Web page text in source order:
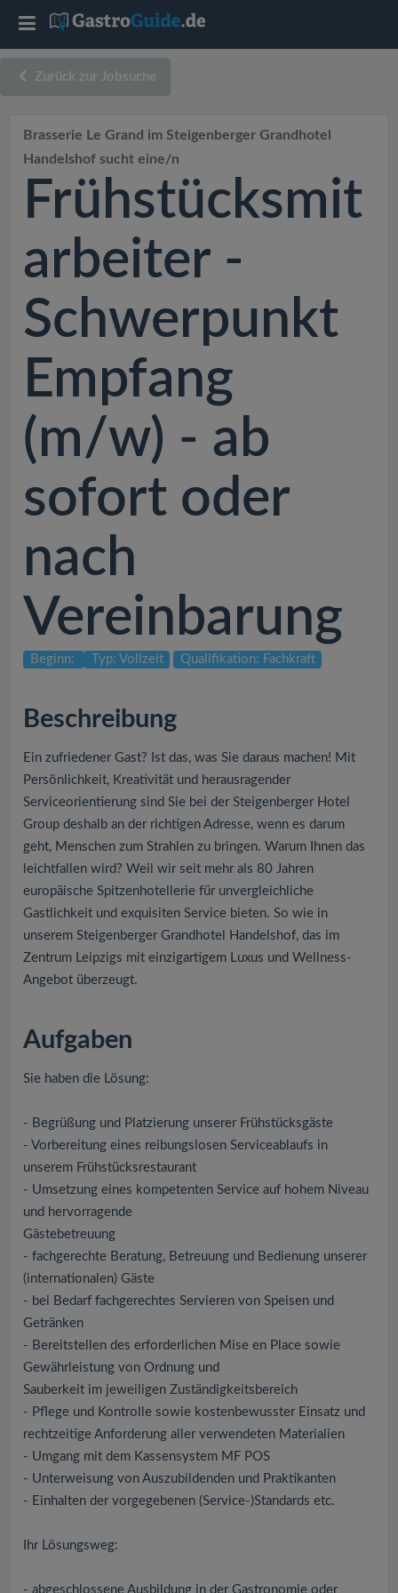
Zurück zur Jobsuche
Brasserie Le Grand im Steigenberger Grandhotel
Handelshof sucht eine/n
Frühstücksmit
arbeiter -
Schwerpunkt
Empfang
(m/w) - ab
sofort oder
nach
Vereinbarung
Beginn: Typ: Vollzeit Qualifikation: Fachkraft
Beschreibung
Ein zufriedener Gast? Ist das, was Sie daraus machen! Mit
Persönlichkeit, Kreativität und herausragender
Serviceorientierung sind Sie bei der Steigenberger Hotel
Group deshalb an der richtigen Adresse, wenn es darum
geht, Menschen zum Strahlen zu bringen. Warum Ihnen das
leichtfallen wird? Weil wir seit mehr als 80 Jahren
europäische Spitzenhotellerie für unvergleichliche
Gastlichkeit und exquisiten Service bieten. So wie in
unserem Steigenberger Grandhotel Handelshof, das im
Zentrum Leipzigs mit einzigartigem Luxus und Wellness-
Angebot überzeugt.
Aufgaben
Sie haben die Lösung:
- Begrüßung und Platzierung unserer Frühstücksgäste
- Vorbereitung eines reibungslosen Serviceablaufs in
unserem Frühstücksrestaurant
- Umsetzung eines kompetenten Service auf hohem Niveau
und hervorragende
Gästebetreuung
- fachgerechte Beratung, Betreuung und Bedienung unserer
(internationalen) Gäste
- bei Bedarf fachgerechtes Servieren von Speisen und
Getränken
- Bereitstellen des erforderlichen Mise en Place sowie
Gewährleistung von Ordnung und
Sauberkeit im jeweiligen Zuständigkeitsbereich
- Pflege und Kontrolle sowie kostenbewusster Einsatz und
rechtzeitige Anforderung aller verwendeten Materialien
- Umgang mit dem Kassensystem MF POS
- Unterweisung von Auszubildenden und Praktikanten
- Einhalten der vorgegebenen (Service-)Standards etc.
Ihr Lösungsweg:
- abgeschlossene Ausbildung in der Gastronomie oder
T
o
g
e
n
v
g
i
n